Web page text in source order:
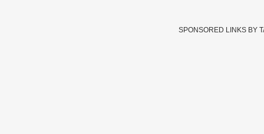
SPONSORED LINKS BY